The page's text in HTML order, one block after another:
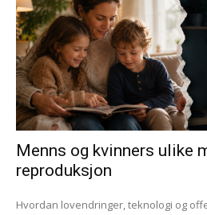
Menns og kvinners ulike
reproduksjon
Hvordan lovendringer, teknologi og